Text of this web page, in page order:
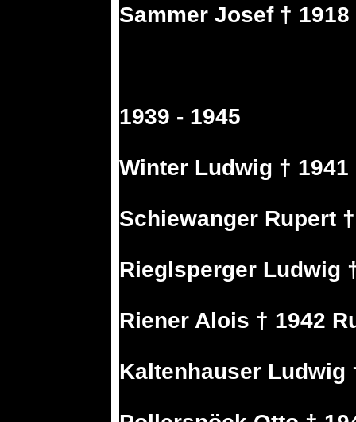
Sammer Josef †
1939 - 1945
Winter Ludwig †
Schiewanger Rupert
Rieglsperger Ludwig
Riener Alois † 1942
Kaltenhauser Ludwig